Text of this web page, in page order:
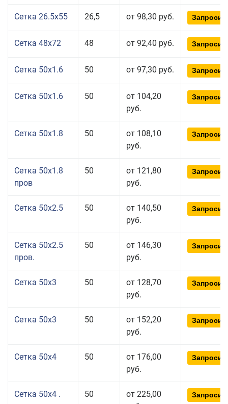
Сетка 26.5x55 26,5 от 98,30 руб.
Сетка 48x72 48 от 92,40 руб.
Сетка 50x1.6 50 от 97,30 руб.
Сетка 50x1.6 50
от 104,20
руб.
Сетка 50x1.8 50
от 108,10
руб.
Сетка 50x1.8
пров
50
от 121,80
руб.
Сетка 50x2.5 50
от 140,50
руб.
Сетка 50x2.5
пров.
50
от 146,30
руб.
Сетка 50x3 50
от 128,70
руб.
Сетка 50x3 50
от 152,20
руб.
Сетка 50x4 50
от 176,00
руб.
Сетка 50x4 . 50
от 225,00